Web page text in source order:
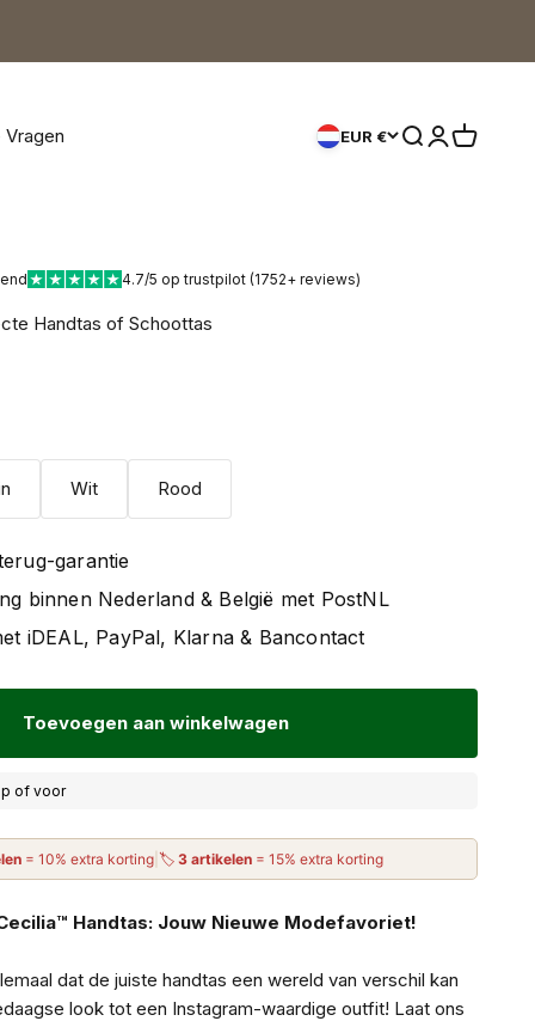
EUR € Zoeken openen
4.7/5 op trustpilot (1752+ reviews)
Handtas of Schoottas
Wit Rood
garantie
binnen Nederland & België met PostNL
iDEAL, PayPal, Klarna & Bancontact
Toevoegen aan winkelwagen
of voor
= 10% extra korting| 🏷 3 artikelen= 15% extra korting
Handtas: Jouw Nieuwe Modefavoriet!
dat de juiste handtas een wereld van verschil kan
look tot een Instagram-waardige outfit! Laat ons